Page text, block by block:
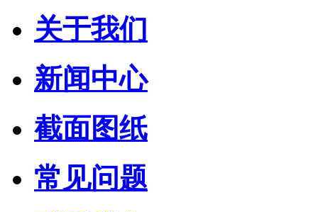
关于我们
新闻中心
截面图纸
常见问题